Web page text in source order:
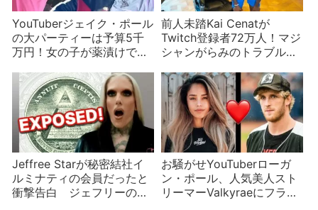
YouTuberジェイク・ポール
の大パーティーは予算5千
万円！女の子が薬漬けで事
前人未踏Kai Cenatが
Twitch登録者72万人！マジ
シャンがらみのトラブルの
Jeffree Starが秘密結社イ
ルミナティの会員だったと
衝撃告白 ジェフリーの転
お騒がせYouTuberローガ
ン・ポール、人気美人スト
リーマーValkyraeにフラれ